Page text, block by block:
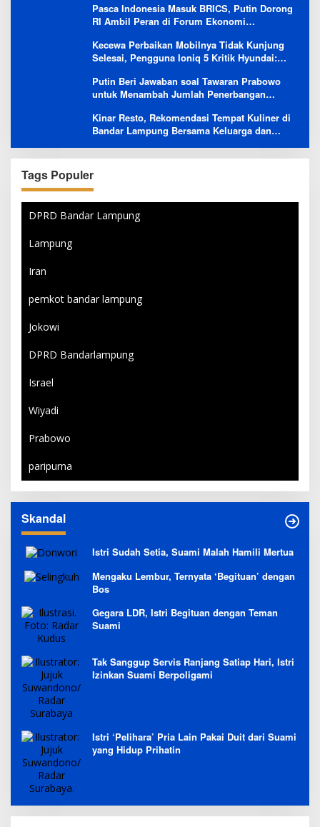
Pasca Indonesia Masuk BRICS, Putin Dorong
RI Ambil Peran di Forum Ekonomi
Kecewa Perbaikan Mobilnya Tidak Kunjung
Selesai, Pengguna Ioniq 5 Kritik Hyundai:
Sales
Putin Beri Jawaban soal Tawaran Prabowo
untuk Menambah Jumlah Penerbangan
Kinar Resto, Rekomendasi Tempat Kuliner di
Bandar Lampung Bersama Keluarga dan
Tags Populer
DPRD Bandar Lampung
Lampung
Iran
pemkot bandar lampung
Jokowi
DPRD Bandarlampung
Israel
Wiyadi
Prabowo
paripurna
Skandal
Istri Sudah Setia, Suami Malah Hamili Mertua
Mengaku Lembur, Ternyata ‘Begituan’ dengan
Bos
Gegara LDR, Istri Begituan dengan Teman
Suami
Tak Sanggup Servis Ranjang Satiap Hari, Istri
Izinkan Suami Berpoligami
Istri ‘Pelihara’ Pria Lain Pakai Duit dari Suami
yang Hidup Prihatin